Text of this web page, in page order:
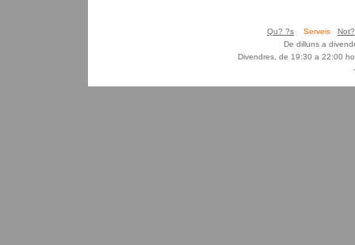
Qu? ?s Serveis
De dilluns a
Divendres, de 19:30 a 22:00